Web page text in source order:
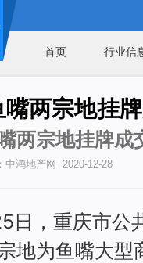
首页 行业信
两宗地挂牌
两宗地挂牌成
中鸿地产网 2020-12-28
日，重庆市公
地为鱼嘴大型